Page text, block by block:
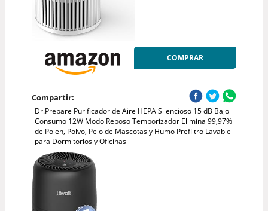
COMPRAR
Compartir:
Dr.Prepare Purificador de Aire HEPA Silencioso 15 dB Bajo
Consumo 12W Modo Reposo Temporizador Elimina 99,97%
de Polen, Polvo, Pelo de Mascotas y Humo Prefiltro Lavable
para Dormitorios y Oficinas